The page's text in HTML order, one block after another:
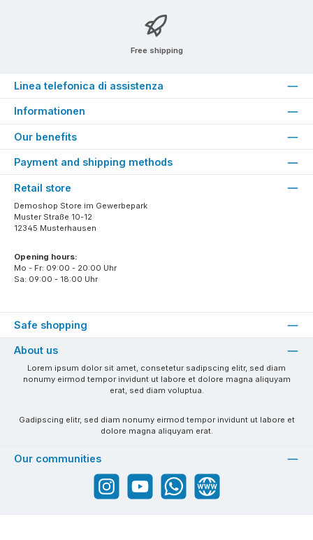
Free shipping
Linea telefonica di assistenza
Informationen
Our benefits
Payment and shipping methods
Safe shopping
Retail store
Demoshop Store im Gewerbepark
Muster Straße 10-12
12345 Musterhausen
Opening hours:
Mo - Fr: 09:00 - 20:00 Uhr
Sa: 09:00 - 18:00 Uhr
About us
Lorem ipsum dolor sit amet, consetetur sadipscing elitr, sed diam
nonumy eirmod tempor invidunt ut labore et dolore magna aliquyam
erat, sed diam voluptua.
Gadipscing elitr, sed diam nonumy eirmod tempor invidunt ut labore et
dolore magna aliquyam erat.
Our communities
Instagram YouTube WhatsApp Website